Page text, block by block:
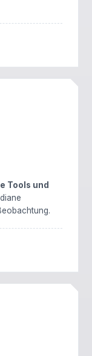
Tools und